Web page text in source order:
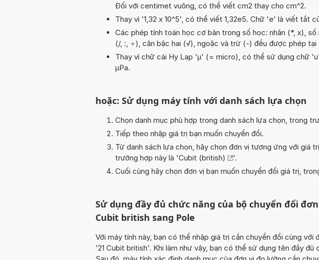
Đối với centimet vuông, có thể viết cm2 thay cho cm^2.
Thay vì '1,32 x 10^5', có thể viết 1,32e5. Chữ 'e' là viết tắt
Các phép tính toán học cơ bản trong số học: nhân (*, x),
(/, :, ÷), căn bậc hai (√), ngoặc và trừ (-) đều được phép tại
Thay vì chữ cái Hy Lạp 'µ' (= micro), có thể sử dụng chữ
µPa.
hoặc: Sử dụng máy tính với danh sách lựa chọn
Chọn danh mục phù hợp trong danh sách lựa chọn, trong
Tiếp theo nhập giá trị bạn muốn chuyển đổi.
Từ danh sách lựa chọn, hãy chọn đơn vị tương ứng với giá
trường hợp này là 'Cubit (british)
'.
Cuối cùng hãy chọn đơn vị bạn muốn chuyển đổi giá trị,
Sử dụng đầy đủ chức năng của bộ chuyển đổi
Cubit british sang Pole
Với máy tính này, bạn có thể nhập giá trị cần chuyển đổi cùng với
'21 Cubit british'. Khi làm như vậy, bạn có thể sử dụng tên đầy